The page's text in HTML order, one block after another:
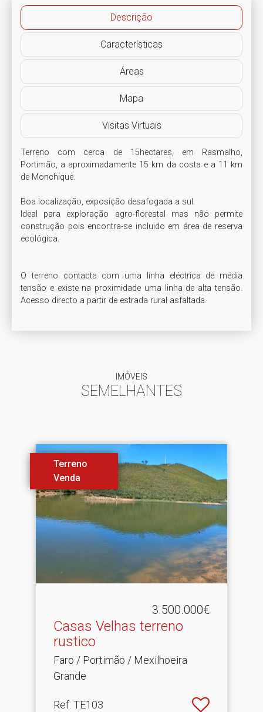
Descrição
Características
Áreas
Mapa
Visitas Virtuais
Terreno com cerca de 15hectares, em Rasmalho,
Portimão, a aproximadamente 15 km da costa e a 11 km
de Monchique.
Boa localização, exposição desafogada a sul.
Ideal para exploração agro-florestal mas não permite
construção pois encontra-se incluido em área de reserva
ecológica.
O terreno contacta com uma linha eléctrica de média
tensão e existe na proximidade uma linha de alta tensão.
IMÓVEIS
SEMELHANTES
Terreno
Venda
3.500.000€
Casas Velhas terreno
rustico
Faro / Portimão / Mexilhoeira
Grande
Ref: TE103